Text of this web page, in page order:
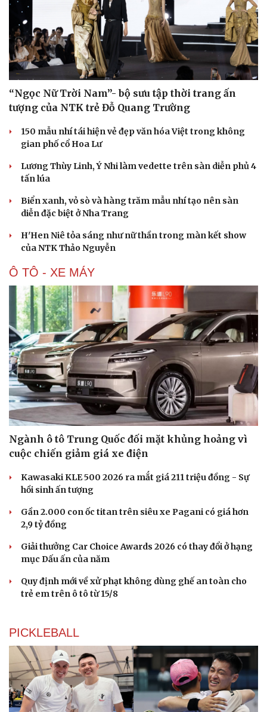
Văn học
Âm nhạc
Di sản
Thời trang
Sao Việt
Du lịch
Tư vấn
Săn Tour
check-in
Câu chuyện thời sự
Đọc truyện đêm khuya
Cửa sổ tình yêu
Kể chuyện cho bé
Hạt giống tâm hồn
“Ngọc Nữ Trời Nam”- bộ sưu tập thời trang ấn
tượng của NTK trẻ Đỗ Quang Trường
150 mẫu nhí tái hiện vẻ đẹp văn hóa Việt trong không
gian phố cổ Hoa Lư
Lương Thùy Linh, Ý Nhi làm vedette trên sàn diễn phủ 4
tấn lúa
Biển xanh, vỏ sò và hàng trăm mẫu nhí tạo nên sàn
diễn đặc biệt ở Nha Trang
H'Hen Niê tỏa sáng như nữ thần trong màn kết show
của NTK Thảo Nguyễn
Ô TÔ - XE MÁY
Ngành ô tô Trung Quốc đối mặt khủng hoảng vì
cuộc chiến giảm giá xe điện
Kawasaki KLE 500 2026 ra mắt giá 211 triệu đồng - Sự
hồi sinh ấn tượng
Gần 2.000 con ốc titan trên siêu xe Pagani có giá hơn
2,9 tỷ đồng
Giải thưởng Car Choice Awards 2026 có thay đổi ở hạng
mục Dấu ấn của năm
Quy định mới về xử phạt không dùng ghế an toàn cho
trẻ em trên ô tô từ 15/8
PICKLEBALL